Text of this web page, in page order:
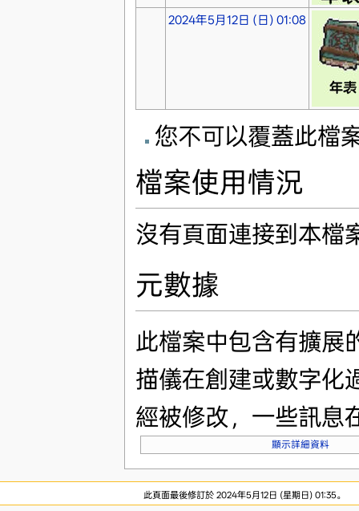
2024年5月12日 (日) 01:08
您不可以覆蓋此檔
檔案使用情況
沒有頁面連接到本檔
元數據
此檔案中包含有擴展
描儀在創建或數字化
經被修改，一些訊息
顯示詳細資料
此頁面最後修訂於 2024年5月12日 (星期日) 01:35。